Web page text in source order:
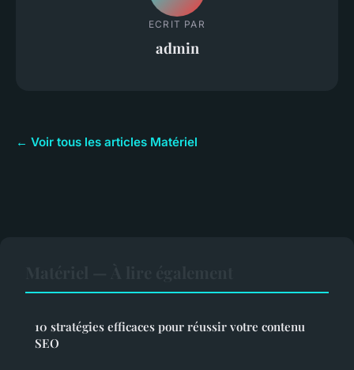
ECRIT PAR
admin
← Voir tous les articles Matériel
10 stratégies efficaces pour réussir votre contenu
SEO